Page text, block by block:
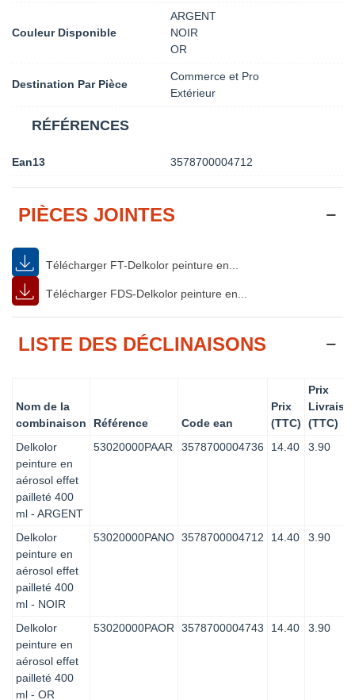
Couleur Disponible
ARGENT
NOIR
OR
Destination Par Pièce
Commerce et Pro
Extérieur
RÉFÉRENCES
Ean13 3578700004712
PIÈCES JOINTES
Télécharger FT-Delkolor peinture en...
Télécharger FDS-Delkolor peinture en...
LISTE DES DÉCLINAISONS
Nom de la
combinaison
Référence Code ean
Prix
(TTC)
Prix
(TTC)
Delkolor
peinture en
aérosol effet
pailleté 400
ml - ARGENT
53020000PAAR 3578700004736 14.40 3.90
Delkolor
peinture en
aérosol effet
pailleté 400
ml - NOIR
53020000PANO 3578700004712 14.40 3.90
Delkolor
peinture en
aérosol effet
pailleté 400
ml - OR
53020000PAOR 3578700004743 14.40 3.90